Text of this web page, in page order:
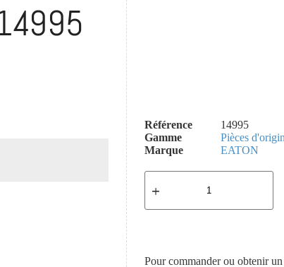
Référence
14995
Gamme
Pièces
Marque
EATON
Pour commander ou obtenir